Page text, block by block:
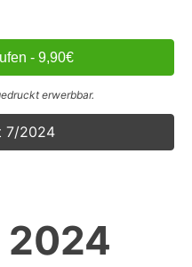
- 9,90€
erwerbbar.
7/2024
2024